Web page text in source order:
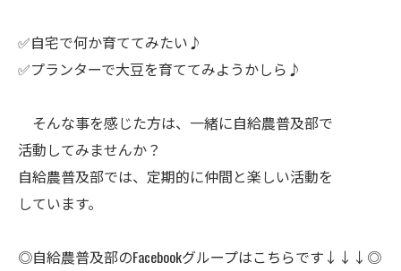
✅自宅で何か育ててみたい♪
✅プランターで大豆を育ててみようかしら♪
そんな事を感じた方は、一緒に自給農普及部で
活動してみませんか？
自給農普及部では、定期的に仲間と楽しい活動を
しています。
◎自給農普及部のFacebookグループはこちらです↓↓↓◎